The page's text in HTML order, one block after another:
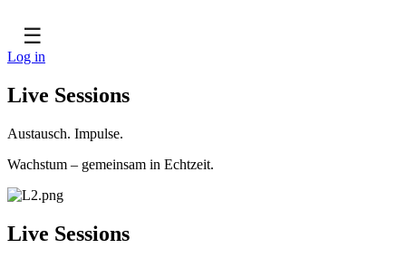
☰
Log in
Live Sessions
Austausch. Impulse.
Wachstum – gemeinsam in Echtzeit.
Live Sessions